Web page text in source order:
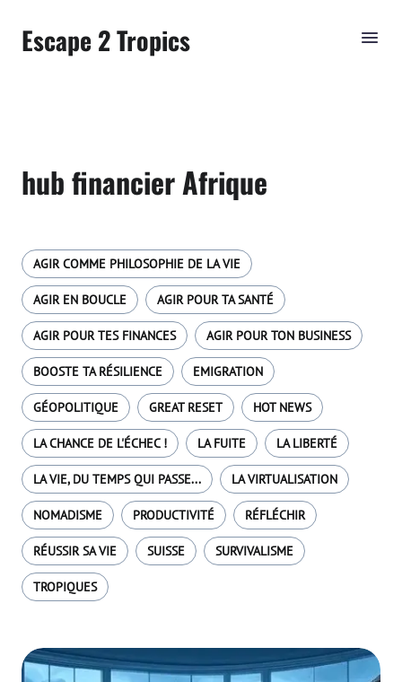
Escape 2 Tropics
hub financier Afrique
AGIR COMME PHILOSOPHIE DE LA VIE
AGIR EN BOUCLE AGIR POUR TA SANTÉ
AGIR POUR TES FINANCES AGIR POUR TON BUSINESS
BOOSTE TA RÉSILIENCE EMIGRATION
GÉOPOLITIQUE GREAT RESET HOT NEWS
LA CHANCE DE L'ÉCHEC ! LA FUITE LA LIBERTÉ
LA VIE, DU TEMPS QUI PASSE... LA VIRTUALISATION
NOMADISME PRODUCTIVITÉ RÉFLÉCHIR
RÉUSSIR SA VIE SUISSE SURVIVALISME
TROPIQUES